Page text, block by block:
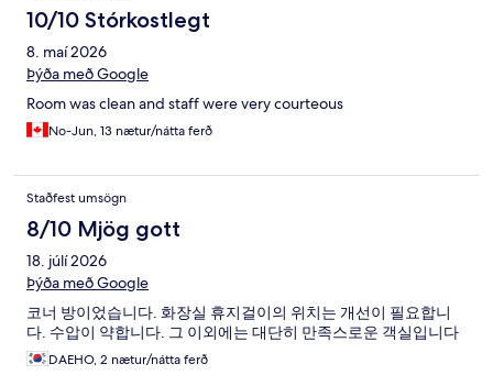
10/10 Stórkostlegt
8. maí 2026
Þýða með Google
Room was clean and staff were very courteous
No-Jun, 13 nætur/nátta ferð
Staðfest umsögn
8/10 Mjög gott
18. júlí 2026
Þýða með Google
코너 방이었습니다. 화장실 휴지걸이의 위치는 개선이 필요합니
다. 수압이 약합니다. 그 이외에는 대단히 만족스로운 객실입니다
DAEHO, 2 nætur/nátta ferð